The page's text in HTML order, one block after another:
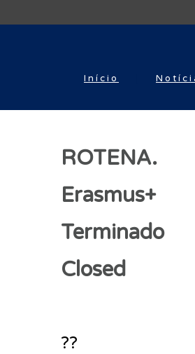
Início
ROTENA.
Erasmus+
Terminado
Closed
??